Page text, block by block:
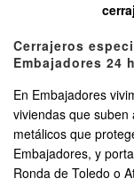
Cerrajeros
Embajadores 24
En Embajadores
viviendas que
metálicos que
Embajadores, y
Ronda de Toledo o